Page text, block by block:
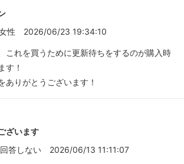
性 2026/06/23 19:34:10
これを買うために更新待ちをするのが購入時
す！
ありがとうございます！
ざいます
回答しない 2026/06/13 11:11:07